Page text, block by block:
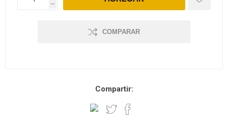
h
COMPARAR
Compartir: